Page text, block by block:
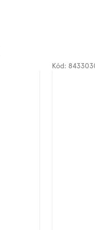
Kód: